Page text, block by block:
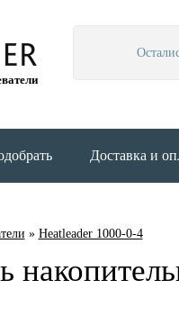
Доставка и
» Heatleader 1000-0-4